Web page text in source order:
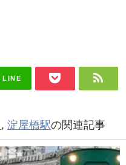
LINE
淀屋橋駅の関連記事